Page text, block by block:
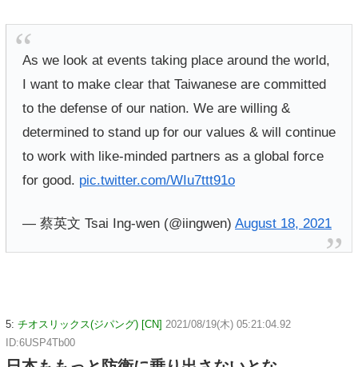
As we look at events taking place around the world,
I want to make clear that Taiwanese are committed
to the defense of our nation. We are willing &
determined to stand up for our values & will continue
to work with like-minded partners as a global force
for good. pic.twitter.com/WIu7ttt91o
— 蔡英文 Tsai Ing-wen (@iingwen) August 18, 2021
5: チオスリックス(ジパング) [CN] 2021/08/19(木) 05:21:04.92
ID:6USP4Tb00